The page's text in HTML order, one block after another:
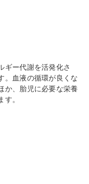
ギー代謝を活発化さ
。血液の循環が良くな
か、胎児に必要な栄養
。